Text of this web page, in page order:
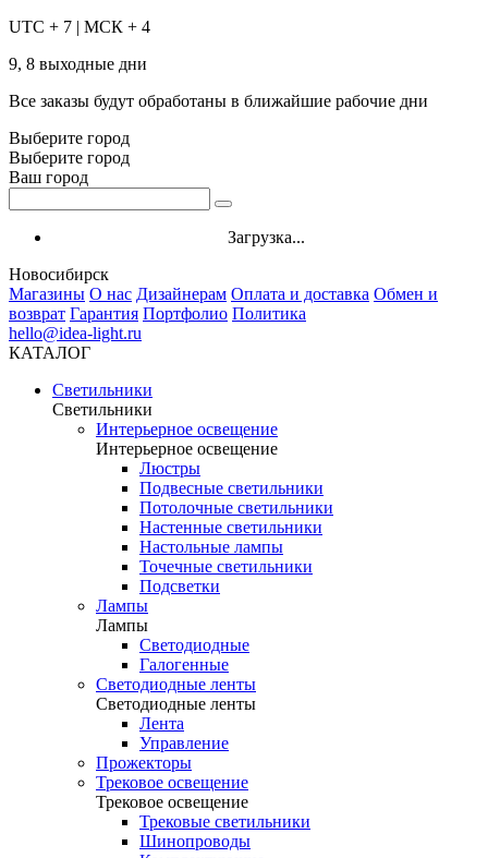
UTC + 7 | МСК + 4
9, 8 выходные дни
Все заказы будут обработаны в ближайшие рабочие дни
Выберите город
Выберите город
Ваш город
Загрузка...
Новосибирск
Магазины О нас Дизайнерам Оплата и доставка Обмен и
возврат Гарантия Портфолио Политика
hello@idea-light.ru
КАТАЛОГ
Светильники
Светильники
Интерьерное освещение
Интерьерное освещение
Люстры
Подвесные светильники
Потолочные светильники
Настенные светильники
Настольные лампы
Точечные светильники
Подсветки
Лампы
Лампы
Светодиодные
Галогенные
Светодиодные ленты
Светодиодные ленты
Лента
Управление
Прожекторы
Трековое освещение
Трековое освещение
Трековые светильники
Шинопроводы